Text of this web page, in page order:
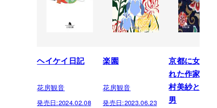
ヘイケイ日記
花房観音
発売日:2024.02.08
楽園
花房観音
発売日:2023.06.23
京都に女王
れた作家が
村美紗とふ
男